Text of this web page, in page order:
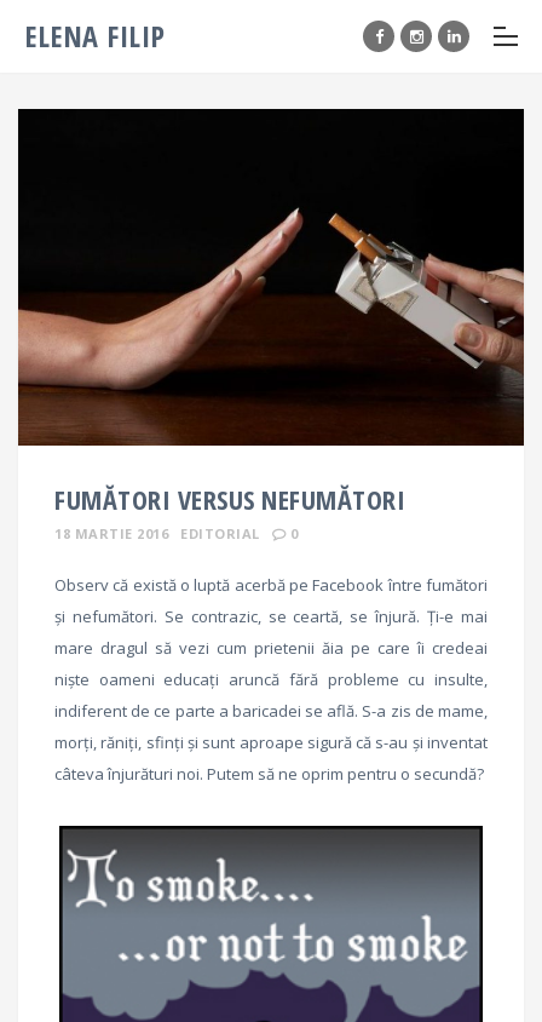
ELENA FILIP
FUMĂTORI VERSUS NEFUMĂTORI
18 MARTIE 2016 EDITORIAL 0
Observ că există o luptă acerbă pe Facebook între fumători
și nefumători. Se contrazic, se ceartă, se înjură. Ți-e mai
mare dragul să vezi cum prietenii ăia pe care îi credeai
niște oameni educați aruncă fără probleme cu insulte,
indiferent de ce parte a baricadei se află. S-a zis de mame,
morți, răniți, sfinți și sunt aproape sigură că s-au și inventat
câteva înjurături noi. Putem să ne oprim pentru o secundă?